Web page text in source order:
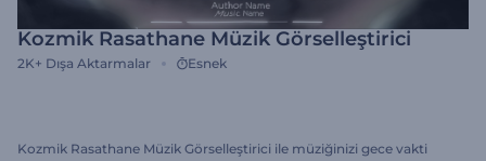
Kozmik Rasathane Müzik Görselleştirici
2K+ Dışa Aktarmalar Esnek
Kozmik Rasathane Müzik Görselleştirici ile müziğinizi gece vakti